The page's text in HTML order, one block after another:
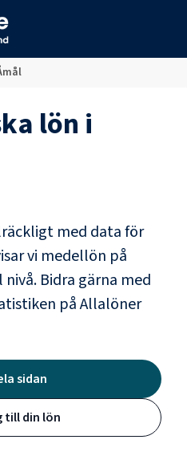
lön i
med data för
vi medellön på
Bidra gärna med
på Allalöner
sidan
till din lön